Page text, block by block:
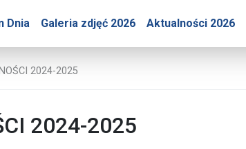
Dnia Galeria zdjęć 2026 Aktualności 2026
2024-2025
Jasnej Góry
2024-2025
2024-2025